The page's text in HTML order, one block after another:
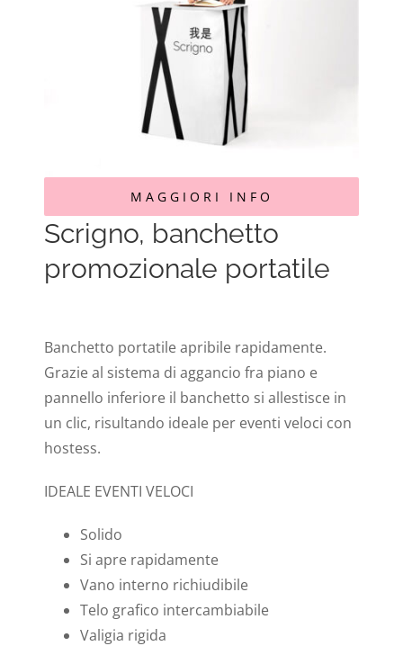
MAGGIORI INFO
Scrigno, banchetto
promozionale portatile
Banchetto portatile apribile rapidamente.
Grazie al sistema di aggancio fra piano e
pannello inferiore il banchetto si allestisce in
un clic, risultando ideale per eventi veloci con
hostess.
IDEALE EVENTI VELOCI
Solido
Si apre rapidamente
Vano interno richiudibile
Telo grafico intercambiabile
Valigia rigida